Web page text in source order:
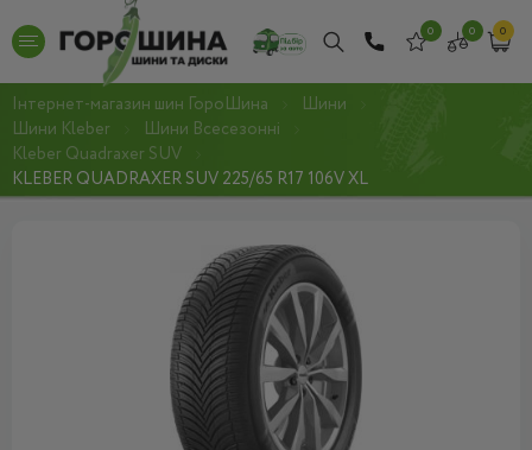
0 0 0
Інтернет-магазин шин ГороШина
Шини
Шини Kleber
Шини Всесезонні
Kleber Quadraxer SUV
KLEBER QUADRAXER SUV 225/65 R17 106V XL